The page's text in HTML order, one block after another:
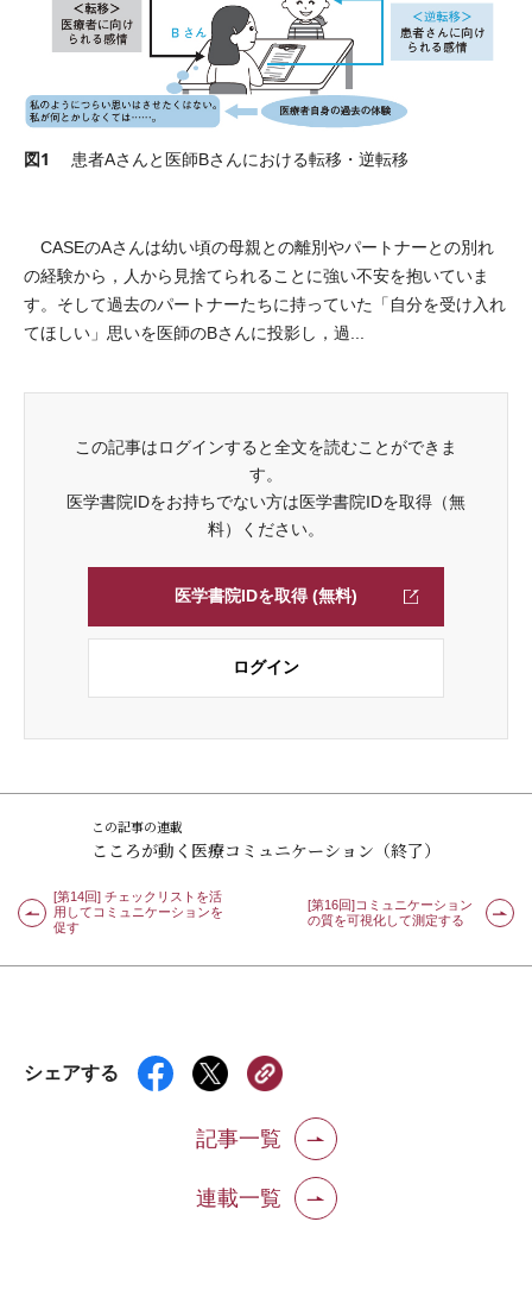
図1 患者Aさんと医師Bさんにおける転移・逆転移
CASEのAさんは幼い頃の母親との離別やパートナーとの別れ
の経験から，人から見捨てられることに強い不安を抱いていま
す。そして過去のパートナーたちに持っていた「自分を受け入れ
てほしい」思いを医師のBさんに投影し，過...
この記事はログインすると全文を読むことができま
す。
医学書院IDをお持ちでない方は医学書院IDを取得（無
料）ください。
医学書院IDを取得 (無料)
ログイン
この記事の連載
こころが動く医療コミュニケーション（終了）
[第14回] チェックリストを活
用してコミュニケーションを
促す
[第16回]コミュニケーション
の質を可視化して測定する
シェアする
記事一覧
連載一覧